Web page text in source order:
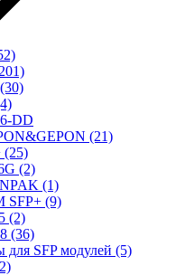
(30)
DD
(21)
(25)
(2)
(1)
SFP+ (9)
(2)
(36)
SFP модулей (5)